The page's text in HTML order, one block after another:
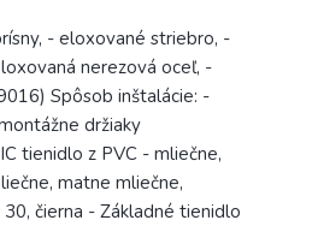
- eloxované striebro, -
nerezová oceľ, -
Spôsob inštalácie: -
držiaky
tienidlo z PVC - mliečne,
matne mliečne,
čierna - Základné tienidlo